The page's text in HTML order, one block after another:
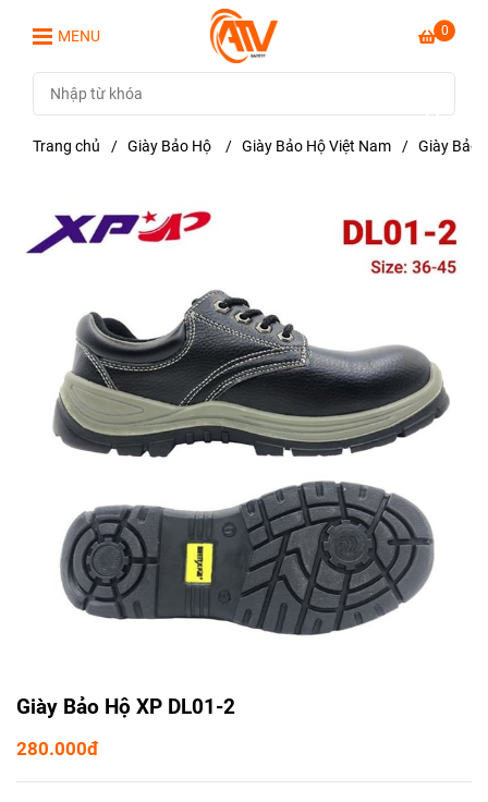
0
MENU
Trang chủ / Giày Bảo Hộ / Giày Bảo Hộ Việt Nam / Giày Bảo
Giày Bảo Hộ XP DL01-2
280.000đ